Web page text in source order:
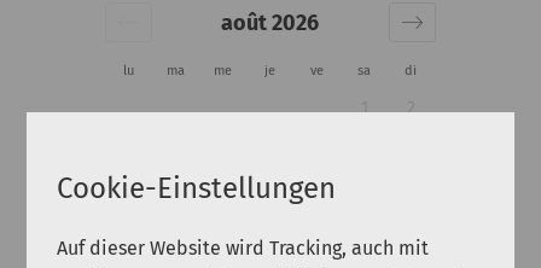
lu ma me je ve sa di
août 2026
1 2
10 11 12 13 14
17 18 19 20 21 22 23
Cookie-Einstellungen
Auf dieser Website wird Tracking, auch mit